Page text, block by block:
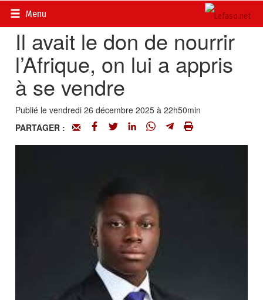
Menu
Accueil>
Il avait le don de nourrir
l’Afrique, on lui a appris
à se vendre
Publié le vendredi 26 décembre 2025 à 22h50min
PARTAGER :